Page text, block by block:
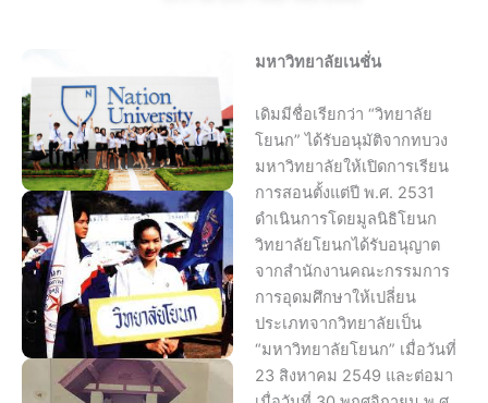
มหาวิทยาลัยเนชั่น
เดิมมีชื่อเรียกว่า “วิทยาลัย
โยนก” ได้รับอนุมัติจากทบวง
มหาวิทยาลัยให้เปิดการเรียน
การสอนตั้งแต่ปี พ.ศ. 2531
ดำเนินการโดยมูลนิธิโยนก
วิทยาลัยโยนกได้รับอนุญาต
จากสำนักงานคณะกรรมการ
การอุดมศึกษาให้เปลี่ยน
ประเภทจากวิทยาลัยเป็น
“มหาวิทยาลัยโยนก” เมื่อวันที่
23 สิงหาคม 2549 และต่อมา